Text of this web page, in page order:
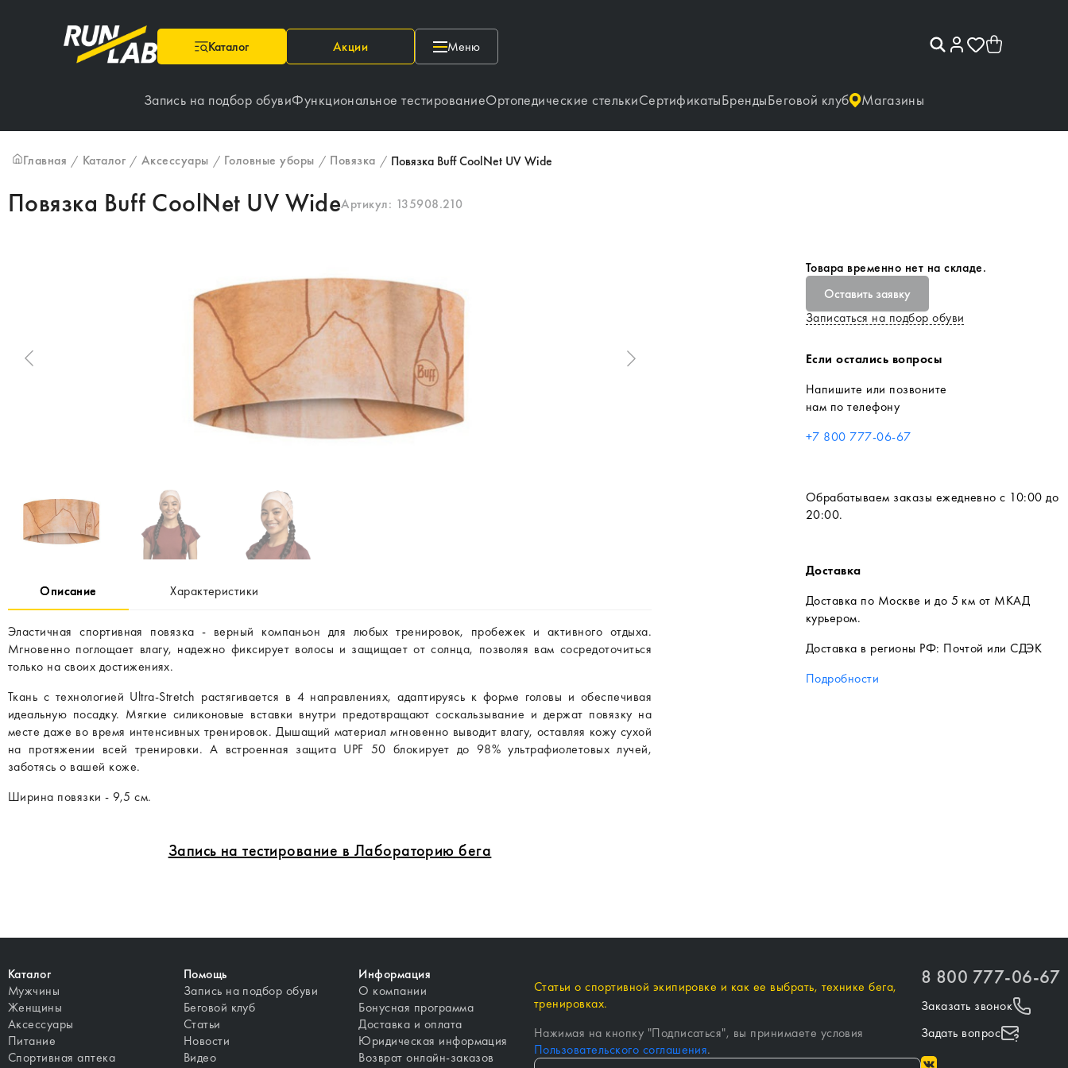
Каталог Акции Меню
Запись на подбор обувиФункциональное тестированиеОртопедические стелькиСертификатыБрендыБеговой клуб Магазины
Главная / Каталог / Аксессуары / Головные уборы / Повязка / Повязка Buff CoolNet UV Wide
Повязка Buff CoolNet UV WideАртикул: 135908.210
Описание Характеристики
Эластичная спортивная повязка - верный компаньон для любых тренировок, пробежек и активного отдыха.
Мгновенно поглощает влагу, надежно фиксирует волосы и защищает от солнца, позволяя вам сосредоточиться
только на своих достижениях.
Ткань с технологией Ultra-Stretch растягивается в 4 направлениях, адаптируясь к форме головы и обеспечивая
идеальную посадку. Мягкие силиконовые вставки внутри предотвращают соскальзывание и держат повязку на
месте даже во время интенсивных тренировок. Дышащий материал мгновенно выводит влагу, оставляя кожу сухой
на протяжении всей тренировки. А встроенная защита UPF 50 блокирует до 98% ультрафиолетовых лучей,
заботясь о вашей коже.
Ширина повязки - 9,5 см.
Запись на тестирование в Лабораторию бега
Товара временно нет на складе.
Оставить заявку
Записаться на подбор обуви
Если остались вопросы
Напишите или позвоните
нам по телефону
+7 800 777-06-67
Обрабатываем заказы ежедневно с 10:00 до
20:00.
Доставка
Доставка по Москве и до 5 км от МКАД
курьером.
Доставка в регионы РФ: Почтой или СДЭК
Подробности
Каталог
Мужчины
Женщины
Аксессуары
Питание
Спортивная аптека
Помощь
Запись на подбор обуви
Беговой клуб
Статьи
Новости
Видео
Информация
О компании
Бонусная программа
Доставка и оплата
Юридическая информация
Возврат онлайн-заказов
Статьи о спортивной экипировке и как ее выбрать, технике бега,
тренировках.
Нажимая на кнопку "Подписаться", вы принимаете условия
Пользовательского соглашения.
8 800 777-06-67
Заказать звонок
Задать вопрос